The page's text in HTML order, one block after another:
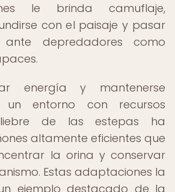
le brinda camuflaje,
con el paisaje y pasar
ante depredadores como
energía y mantenerse
entorno con recursos
de las estepas ha
altamente eficientes que
la orina y conservar
Estas adaptaciones la
ejemplo destacado de la